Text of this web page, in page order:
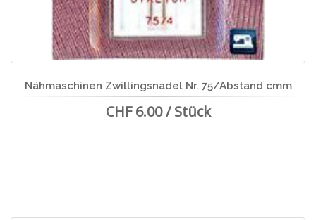
Nähmaschinen Zwillingsnadel Nr. 75/Abstand cmm
CHF 6.00 / Stück